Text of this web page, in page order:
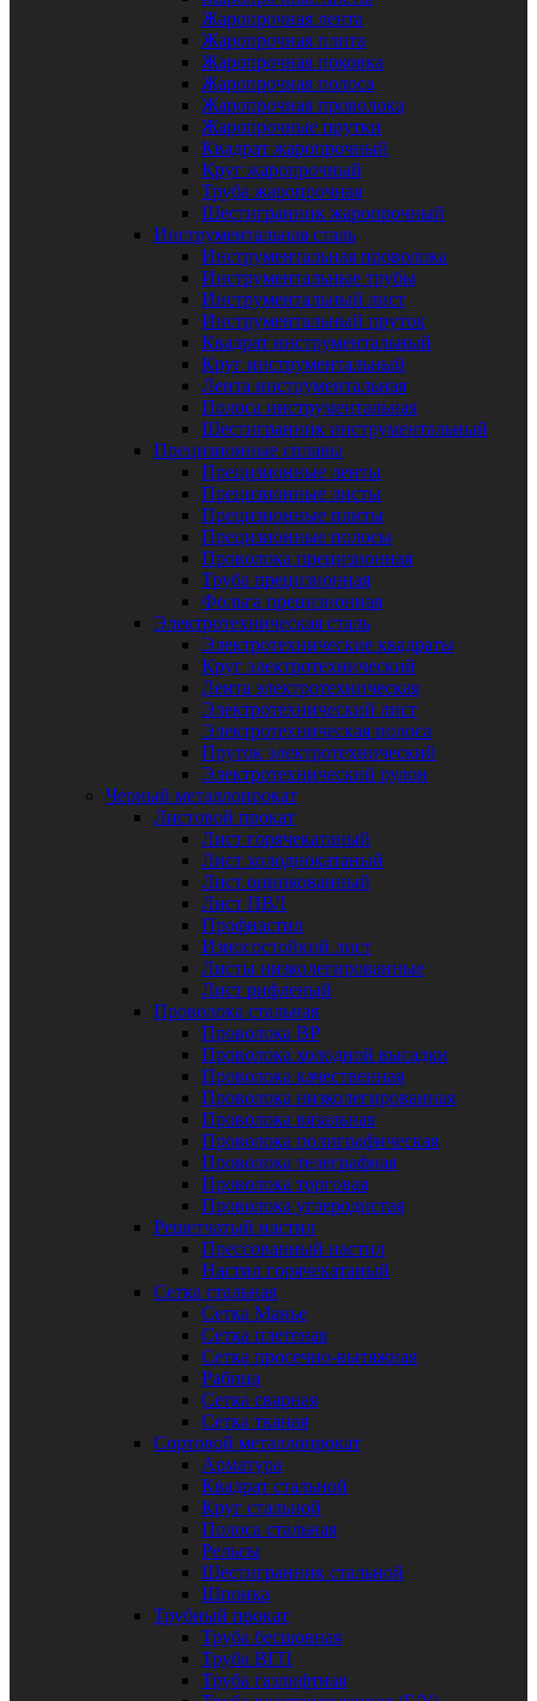
Жаропрочная лента
Жаропрочная плита
Жаропрочная поковка
Жаропрочная полоса
Жаропрочная проволока
Жаропрочные прутки
Квадрат жаропрочный
Круг жаропрочный
Труба жаропрочная
Шестигранник жаропрочный
Инструментальная сталь
Инструментальная проволока
Инструментальные трубы
Инструментальный лист
Инструментальный пруток
Квадрат инструментальный
Круг инструментальный
Лента инструментальная
Полоса инструментальная
Шестигранник инструментальный
Прецизионные сплавы
Прецизионные ленты
Прецизионные листы
Прецизионные плиты
Прецизионные полосы
Проволока прецизионная
Труба прецизионная
Фольга прецизионная
Электротехническая сталь
Электротехнические квадраты
Круг электротехнический
Лента электротехническая
Электротехнический лист
Электротехническая полоса
Пруток электротехнический
Электротехнический рулон
Черный металлопрокат
Листовой прокат
Лист горячекатаный
Лист холоднокатаный
Лист оцинкованный
Лист ПВЛ
Профнастил
Износостойкий лист
Листы низколегированные
Лист рифленый
Проволока стальная
Проволока ВР
Проволока холодной высадки
Проволока качественная
Проволока низколегированная
Проволока вязальная
Проволока полиграфическая
Проволока телеграфная
Проволока торговая
Проволока углеродистая
Решетчатый настил
Прессованный настил
Настил горячекатаный
Сетка стальная
Сетка Манье
Сетка плетеная
Сетка просечно-вытяжная
Рабица
Сетка сварная
Сетка тканая
Сортовой металлопрокат
Арматура
Квадрат стальной
Круг стальной
Полоса стальная
Рельсы
Шестигранник стальной
Шпонка
Трубный прокат
Труба бесшовная
Труба ВГП
Труба газлифтная